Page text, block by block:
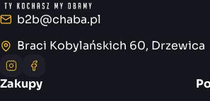
E-mailb2b@chaba.pl
AdresBraci Kobylańskich 60, Drzewica
Instagram
Facebook
Zakupy